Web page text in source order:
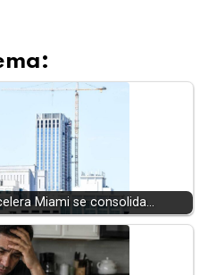
Miami se consolida…